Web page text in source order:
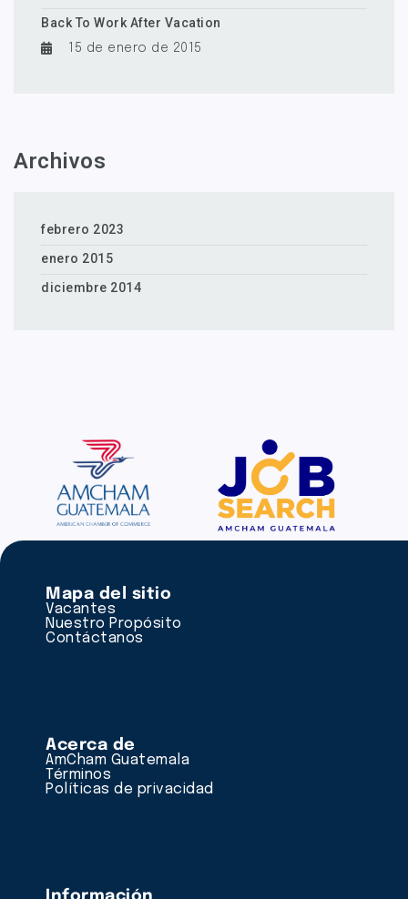
Back To Work After Vacation
15 de enero de 2015
Archivos
febrero 2023
enero 2015
diciembre 2014
Mapa del sitio
Vacantes
Nuestro Propósito
Contáctanos
Acerca de
AmCham Guatemala
Términos
Políticas de privacidad